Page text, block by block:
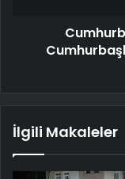
İlgili Makaleler